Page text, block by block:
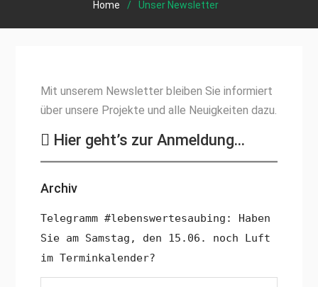
Home Unser Newsletter
Mit unserem Newsletter bleiben Sie informiert
über unsere Projekte und alle Neuigkeiten dazu.
Hier geht’s zur Anmeldung…
Archiv
Telegramm #lebenswertesaubing: Haben
Sie am Samstag, den 15.06. noch Luft
im Terminkalender?